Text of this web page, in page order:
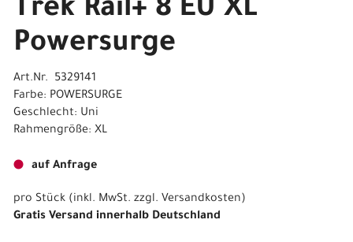
Trek Rail+ 8 EU XL
Powersurge
Art.Nr. 5329141
Farbe: POWERSURGE
Geschlecht: Uni
Rahmengröße: XL
auf Anfrage
pro Stück (inkl. MwSt. zzgl. Versandkosten)
Gratis Versand innerhalb Deutschland